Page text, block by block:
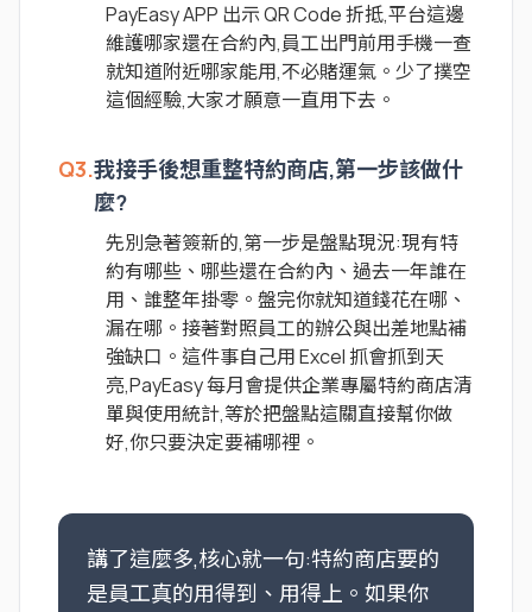
PayEasy APP 出示 QR Code 折抵,平台這邊
維護哪家還在合約內,員工出門前用手機一查
就知道附近哪家能用,不必賭運氣。少了撲空
這個經驗,大家才願意一直用下去。
Q3.我接手後想重整特約商店,第一步該做什
麼?
先別急著簽新的,第一步是盤點現況:現有特
約有哪些、哪些還在合約內、過去一年誰在
用、誰整年掛零。盤完你就知道錢花在哪、
漏在哪。接著對照員工的辦公與出差地點補
強缺口。這件事自己用 Excel 抓會抓到天
亮,PayEasy 每月會提供企業專屬特約商店清
單與使用統計,等於把盤點這關直接幫你做
好,你只要決定要補哪裡。
講了這麼多,核心就一句:特約商店要的
是員工真的用得到、用得上。如果你